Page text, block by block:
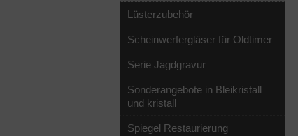
Lüsterzubehör
Scheinwerfergläser für Oldtimer
Serie Jagdgravur
Sonderangebote in Bleikristall
und kristall
Spiegel Restaurierung